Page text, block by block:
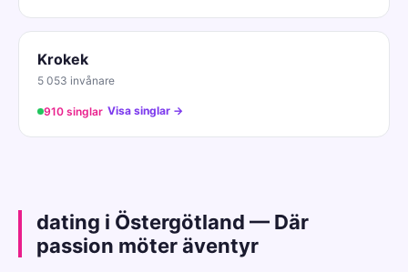
Krokek
5 053 invånare
910 singlar Visa singlar →
dating i Östergötland — Där
passion möter äventyr